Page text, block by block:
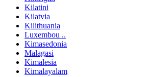
Kilatini
Kilatvia
Kilithuania
Luxembou ..
Kimasedonia
Malagasi
Kimalesia
Kimalayalam